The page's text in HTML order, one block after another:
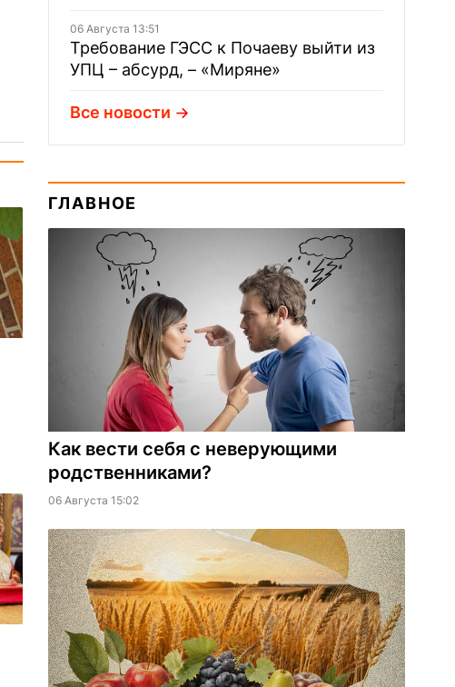
06 Августа 13:51
Требование ГЭСС к Почаеву выйти из
УПЦ – абсурд, – «Миряне»
Все новости
ГЛАВНОЕ
Как вести себя с неверующими
родственниками?
06 Августа 15:02